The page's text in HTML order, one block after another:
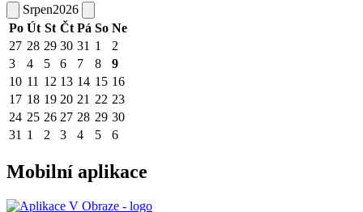
Srpen2026
Po Út St Čt Pá So Ne
27 28 29 30 31 1
2
3
4 5 6 7 8
9
10 11 12 13 14 15 16
17 18 19 20 21 22 23
24 25 26 27 28 29 30
31 1 2 3 4 5 6
Mobilní aplikace